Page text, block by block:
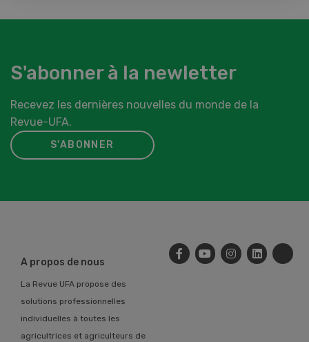
S'abonner à la newletter
Recevez les dernières nouvelles du monde de la
Revue-UFA.
S'ABONNER
A propos de nous
La Revue UFA propose des
solutions professionnelles
individuelles à toutes les
agricultrices et agriculteurs de